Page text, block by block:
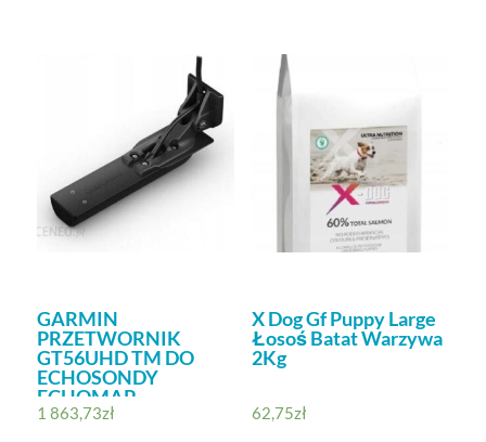
GARMIN
PRZETWORNIK
GT56UHD TM DO
ECHOSONDY
ECHOMAP
0101307300
1 863,73zł
X Dog Gf Puppy Large
Łosoś Batat Warzywa
2Kg
62,75zł